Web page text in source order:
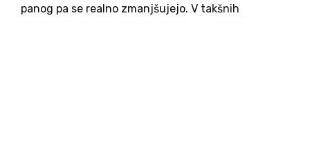
panog pa se realno zmanjšujejo. V takšnih